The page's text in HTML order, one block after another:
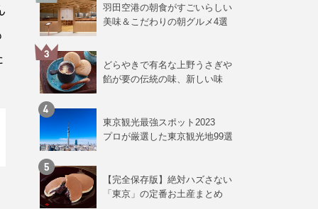
羽田空港の朝食がすごいらしい
美味＆こだわりの朝グルメ4選
どらやきで有名な上野うさぎや
餡が要の伝統の味、新しい味
東京観光最強スポット2023
プロが厳選した東京観光地99選
【完全保存版】絶対ハズさない
「東京」の定番お土産まとめ